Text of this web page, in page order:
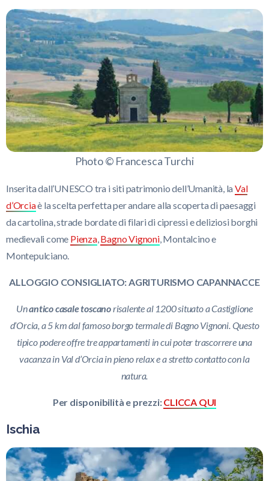
Photo © Francesca Turchi
Inserita dall’UNESCO tra i siti patrimonio dell’Umanità, la Val
d’Orciaè la scelta perfetta per andare alla scoperta di paesaggi
da cartolina, strade bordate di filari di cipressi e deliziosi borghi
medievali come Pienza,Bagno Vignoni, Montalcino e
Montepulciano.
ALLOGGIO CONSIGLIATO: AGRITURISMO CAPANNACCE
Unantico casale toscanorisalente al 1200 situato a Castiglione
d’Orcia, a 5 km dal famoso borgo termale di Bagno Vignoni. Questo
tipico podere offre tre appartamenti in cui poter trascorrere una
vacanza in Val d’Orcia in pieno relax e a stretto contatto con la
natura.
Per disponibilità e prezzi:CLICCA QUI
Ischia